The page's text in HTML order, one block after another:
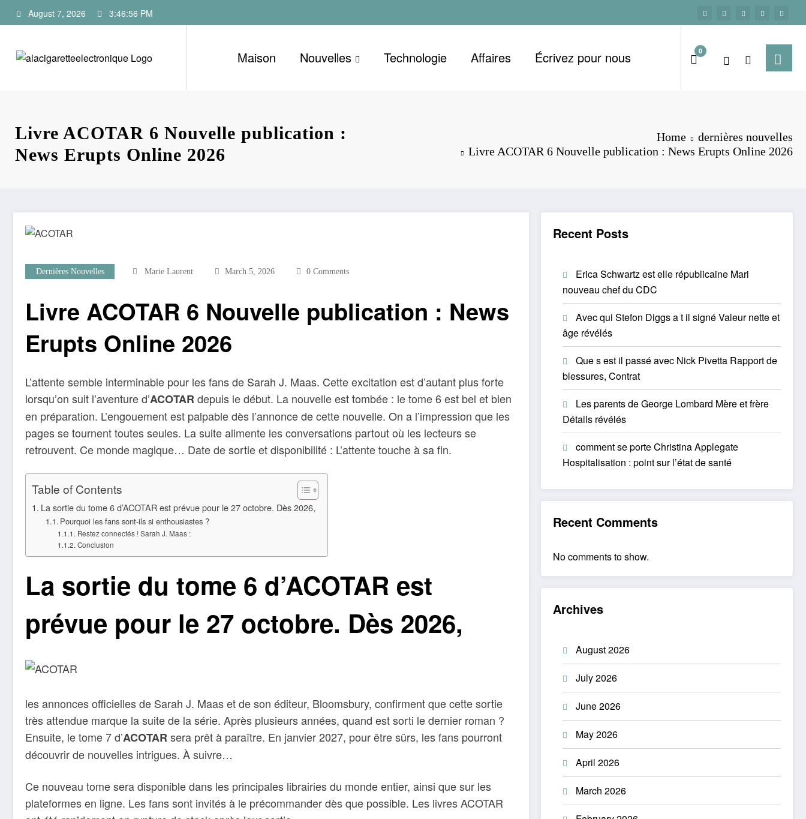
to
August 7, 2026 3:46:57 PM
Maison Nouvelles Technologie Affaires Écrivez pour nous 0
Livre ACOTAR 6 Nouvelle publication :
News Erupts Online 2026
Home
dernières nouvelles
Livre ACOTAR 6 Nouvelle publication : News Erupts Online 2026
Dernières Nouvelles Marie Laurent March 5, 2026 0 Comments
Livre ACOTAR 6 Nouvelle publication : News
Erupts Online 2026
L’attente semble interminable pour les fans de Sarah J. Maas. Cette excitation est d’autant plus forte
lorsqu’on suit l’aventure d’ACOTAR depuis le début. La nouvelle est tombée : le tome 6 est bel et bien
en préparation. L’engouement est palpable dès l’annonce de cette nouvelle. On a l’impression que les
pages se tournent toutes seules. La suite alimente les conversations partout où les lecteurs se
retrouvent. Ce monde magique… Date de sortie et disponibilité : L’attente touche à sa fin.
Table of Contents
La sortie du tome 6 d’ACOTAR est prévue pour le 27 octobre. Dès 2026,
Pourquoi les fans sont-ils si enthousiastes ?
Restez connectés ! Sarah J. Maas :
Conclusion
La sortie du tome 6 d’ACOTAR est
prévue pour le 27 octobre. Dès 2026,
les annonces officielles de Sarah J. Maas et de son éditeur, Bloomsbury, confirment que cette sortie
très attendue marque la suite de la série. Après plusieurs années, quand est sorti le dernier roman ?
Ensuite, le tome 7 d’ACOTAR sera prêt à paraître. En janvier 2027, pour être sûrs, les fans pourront
découvrir de nouvelles intrigues. À suivre…
Ce nouveau tome sera disponible dans les principales librairies du monde entier, ainsi que sur les
plateformes en ligne. Les fans sont invités à le précommander dès que possible. Les livres ACOTAR
Recent Posts
Erica Schwartz est elle républicaine Mari
nouveau chef du CDC
Avec qui Stefon Diggs a t il signé Valeur nette et
âge révélés
Que s est il passé avec Nick Pivetta Rapport de
blessures, Contrat
Les parents de George Lombard Mère et frère
Détails révélés
comment se porte Christina Applegate
Hospitalisation : point sur l’état de santé
Recent Comments
No comments to show.
Archives
August 2026
July 2026
June 2026
May 2026
April 2026
March 2026